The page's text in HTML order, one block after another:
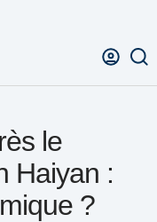
le
Haiyan :
?